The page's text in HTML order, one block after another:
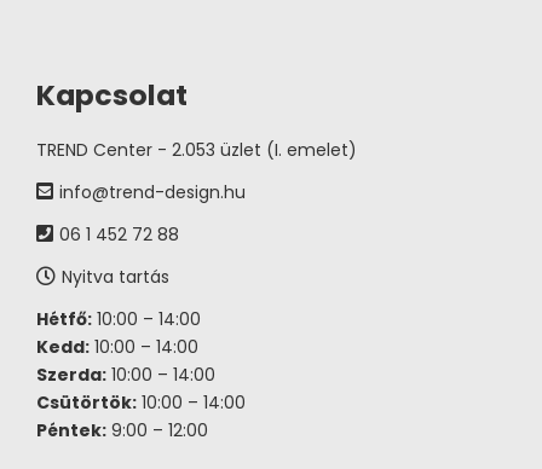
Kapcsolat
TREND Center - 2.053 üzlet (I. emelet)
info@trend-design.hu
06 1 452 72 88
Nyitva tartás
Hétfő: 10:00 – 14:00
Kedd: 10:00 – 14:00
Szerda: 10:00 – 14:00
Csütörtök: 10:00 – 14:00
Péntek: 9:00 – 12:00